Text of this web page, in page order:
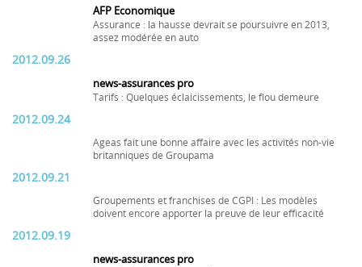
AFP Economique
Assurance : la hausse devrait se poursuivre en 2013,
assez modérée en auto
2012.09.26
news-assurances pro
Tarifs : Quelques éclaicissements, le flou demeure
2012.09.24
Ageas fait une bonne affaire avec les activités non-vie
britanniques de Groupama
2012.09.21
Groupements et franchises de CGPI : Les modèles
doivent encore apporter la preuve de leur efficacité
2012.09.19
news-assurances pro